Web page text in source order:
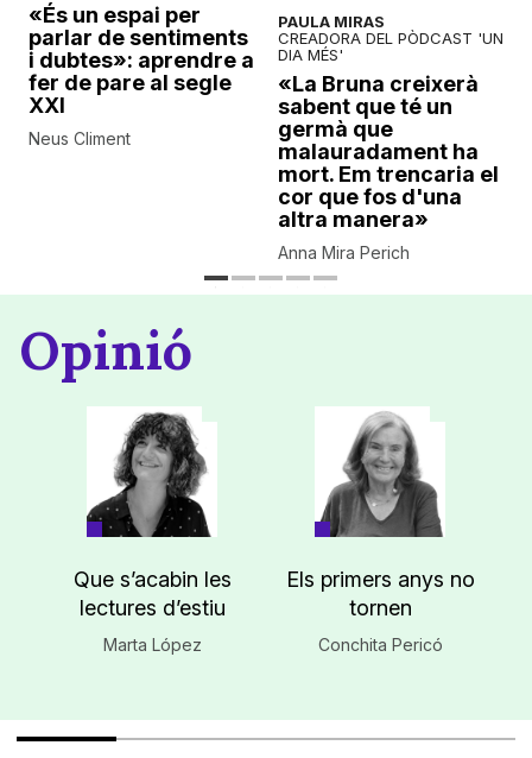
«És un espai per
parlar de sentiments
i dubtes»: aprendre a
fer de pare al segle
XXI
Neus Climent
PAULA MIRAS
CREADORA DEL PÒDCAST 'UN
DIA MÉS'
«La Bruna creixerà
sabent que té un
germà que
malauradament ha
mort. Em trencaria el
cor que fos d'una
altra manera»
Anna Mira Perich
Opinió
Que s’acabin les
lectures d’estiu
Marta López
Els primers anys no
tornen
Conchita Pericó